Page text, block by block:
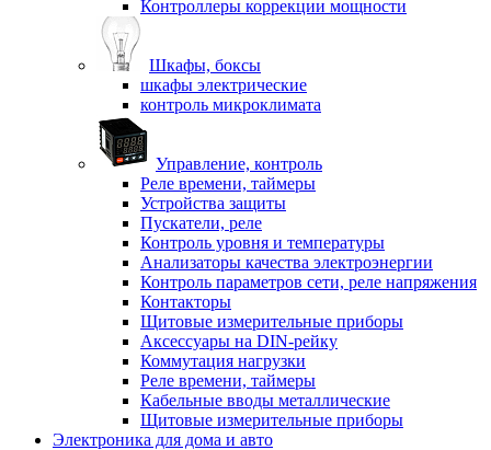
Контроллеры коррекции мощности
Шкафы, боксы
шкафы электрические
контроль микроклимата
Управление, контроль
Реле времени, таймеры
Устройства защиты
Пускатели, реле
Контроль уровня и температуры
Анализаторы качества электроэнергии
Контроль параметров сети, реле напряжения
Контакторы
Щитовые измерительные приборы
Аксессуары на DIN-рейку
Коммутация нагрузки
Реле времени, таймеры
Кабельные вводы металлические
Щитовые измерительные приборы
Электроника для дома и авто